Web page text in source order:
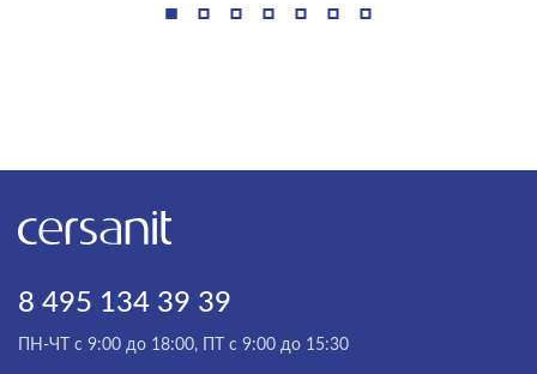
8 495 134 39 39
ПН-ЧТ с 9:00 до 18:00, ПТ с 9:00 до 15:30